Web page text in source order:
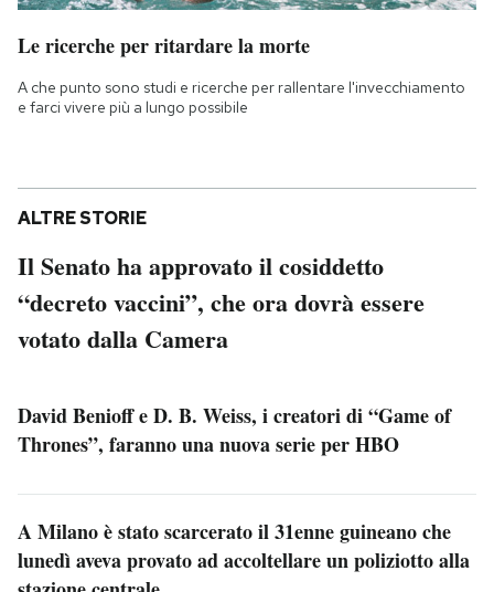
Le ricerche per ritardare la morte
A che punto sono studi e ricerche per rallentare l'invecchiamento
e farci vivere più a lungo possibile
ALTRE STORIE
Il Senato ha approvato il cosiddetto
“decreto vaccini”, che ora dovrà essere
votato dalla Camera
David Benioff e D. B. Weiss, i creatori di “Game of
Thrones”, faranno una nuova serie per HBO
A Milano è stato scarcerato il 31enne guineano che
lunedì aveva provato ad accoltellare un poliziotto alla